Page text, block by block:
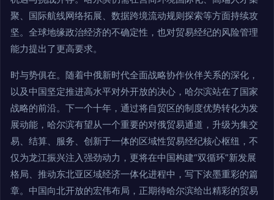
聚、国际航线网络拓展、数据跨境流动规则探索等方面持续攻
坚。全球地缘政治经济的不确定性，也对贸易经纪的风险管理
能力提出了更高要求。
时与势俱在。随着中俄新时代全面战略协作伙伴关系的深化，
以及中国坚定推进高水平对外开放的决心，哈尔滨站在了国家
战略的前沿。下一个十年，通过将自贸区的制度优势转化为发
展动能，哈尔滨有望从一个重要的对俄贸易通道，升级为集交
易、结算、服务、创新于一体的区域性贸易经纪核心枢纽，不
仅为龙江振兴注入强劲动力，更将在中国构建“双循环”新发展
格局、推动东北亚区域经济一体化进程中，写下浓墨重彩的篇
章。中国向北开放的宏伟布局，正期待哈尔滨给出精彩的贸易